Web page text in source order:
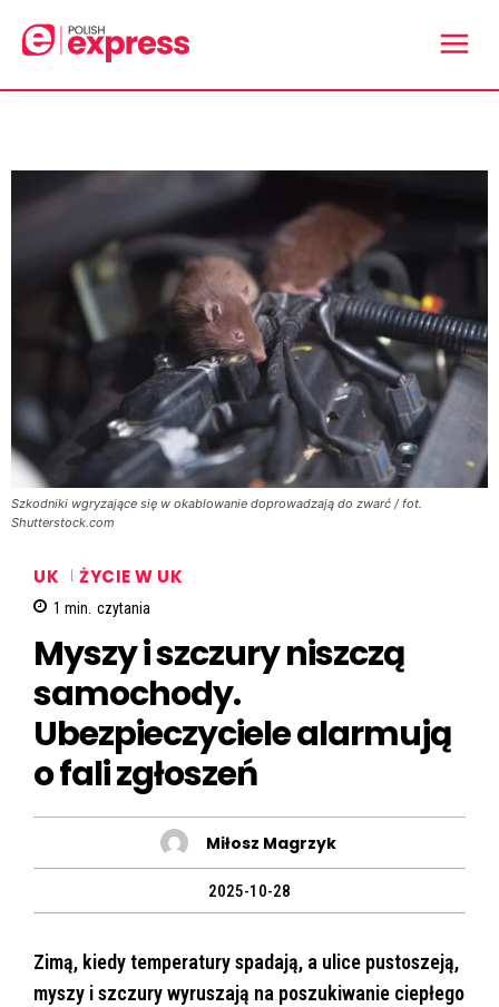
Szkodniki wgryzające się w okablowanie doprowadzają do zwarć / fot.
Shutterstock.com
UK ŻYCIE W UK
1 min. czytania
Myszy i szczury niszczą
samochody.
Ubezpieczyciele alarmują
o fali zgłoszeń
Miłosz Magrzyk
2025-10-28
Zimą, kiedy temperatury spadają, a ulice pustoszeją,
myszy i szczury wyruszają na poszukiwanie ciepłego